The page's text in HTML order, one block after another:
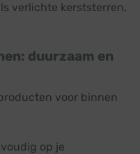
verlichte kerststerren,
duurzaam en
voor binnen
op je